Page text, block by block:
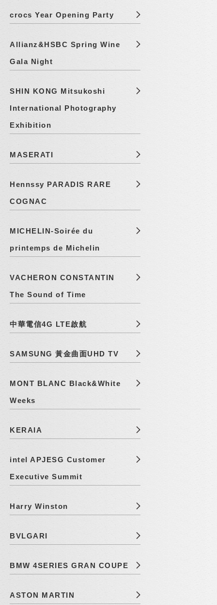
crocs Year Opening Party
Allianz&HSBC Spring Wine
Gala Night
SHIN KONG Mitsukoshi
International Photography
Exhibition
MASERATI
Hennssy PARADIS RARE
COGNAC
MICHELIN-Soirée du
printemps de Michelin
VACHERON CONSTANTIN
The Sound of Time
中華電信4G LTE啟航
SAMSUNG 黃金曲面UHD TV
MONT BLANC Black&White
Weeks
KERAIA
intel APJESG Customer
Executive Summit
Harry Winston
BVLGARI
BMW 4SERIES GRAN COUPE
ASTON MARTIN